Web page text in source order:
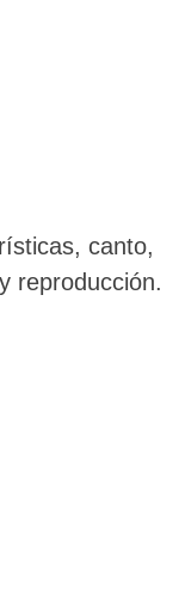
canto,
reproducción.